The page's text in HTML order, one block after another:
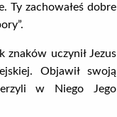
Ty zachowałeś dobre
znaków uczynił Jezus
Objawił swoją
w Niego Jego